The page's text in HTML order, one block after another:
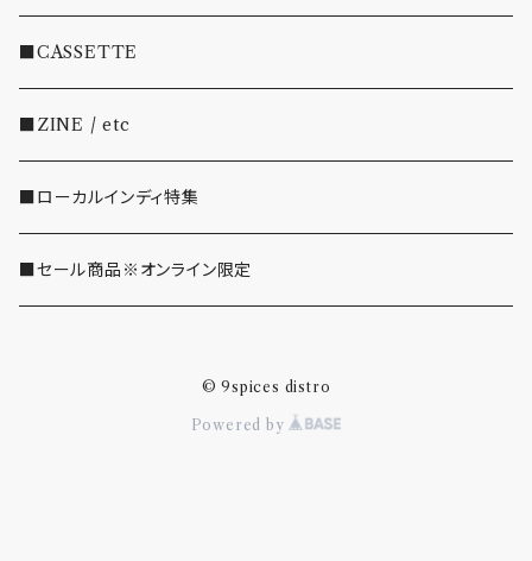
・EMO/PUNK/POST HC
・SHOEGAZE/DREAMPOP/POST ROCK
・OTHER(LOUD/JUNK/RAP/ etc...)
■CASSETTE
■ZINE / etc
■ローカルインディ特集
■セール商品※オンライン限定
© 9spices distro
Powered by